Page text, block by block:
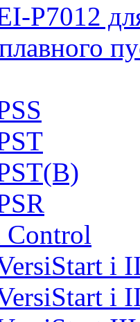
P7012
Control
i
i